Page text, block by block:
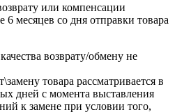
или компенсации
6 месяцев со дня отправки товара
возврату/обмену не
товара рассматривается в
дней с момента выставления
к замене при условии того,